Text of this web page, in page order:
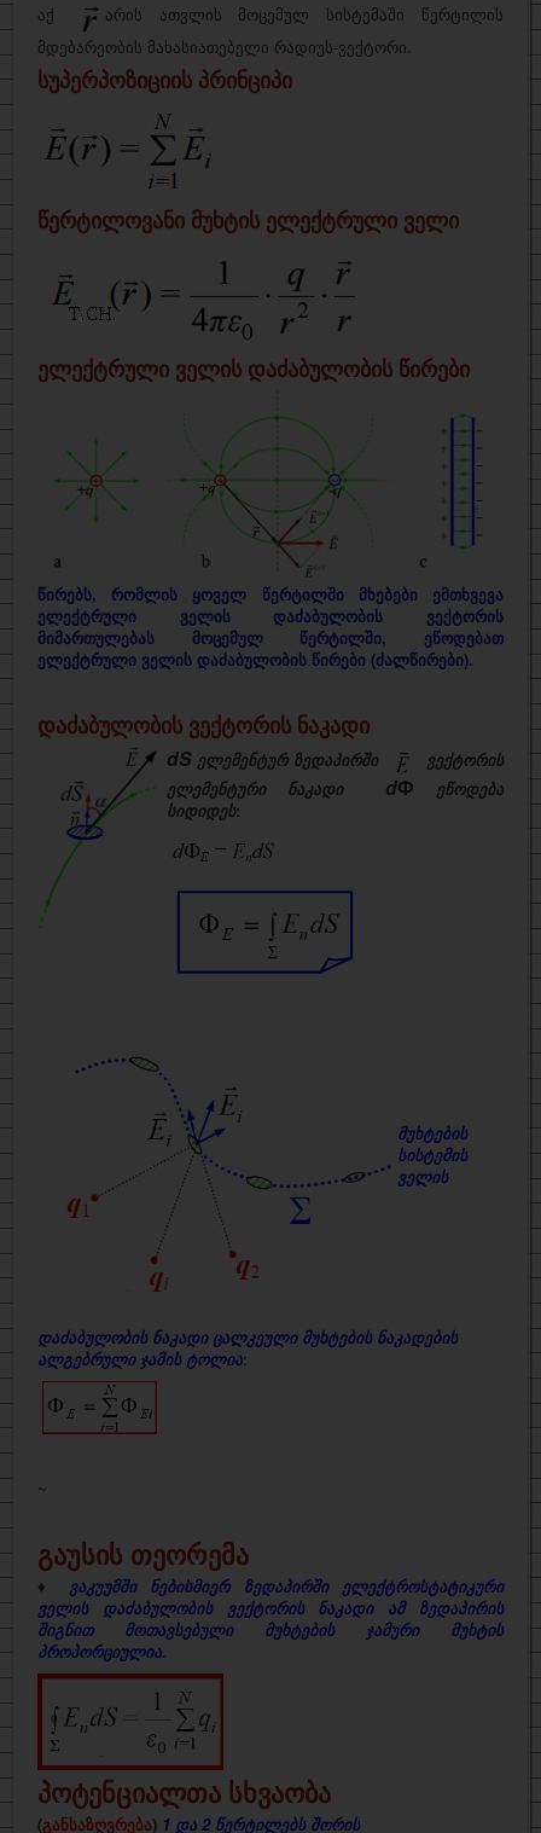
აქ
არის ათვლის მოცემულ სისტემაში წერტილის
მდებარეობის მახასიათებელი რადიუს-ვექტორი.
სუპერპოზიციის პრინციპი
წერტილოვანი მუხტის ელექტრული ველი
ელექტრული ველის დაძაბულობის წირები
წირებს, რომლის ყოველ წერტილში მხებები ემთხვევა
ელექტრული ველის დაძაბულობის ვექტორის
მიმართულებას მოცემულ წერტილში, ეწოდებათ
ელექტრული ველის დაძაბულობის წირები (ძალწირები).
დაძაბულობის ვექტორის ნაკადი
dS ელემენტურ ზედაპირში
ვექტორის
ელემენტური ნაკადი
dФ
ეწოდება
სიდიდეს:
მუხტების
სისტემის
ველის
დაძაბულობის ნაკადი ცალკეული მუხტების ნაკადების
ალგებრული ჯამის ტოლია:
~
გაუსის თეორემა
♦ ვაკუუმში ნებისმიერ ზედაპირში ელექტროსტატიკური
ველის დაძაბულობის ვექტორის ნაკადი ამ ზედაპირის
შიგნით მოთავსებული მუხტების ჯამური მუხტის
პროპორციულია.
პოტენციალთა სხვაობა
(განსაზღვრება) 1 და 2 წერტილებს შორის